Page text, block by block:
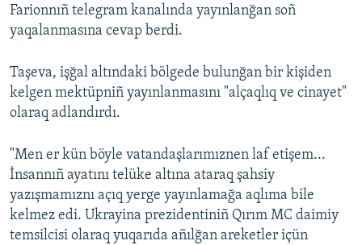
Farionnıñ telegram kanalında yayınlanğan soñ
yaqalanmasına cevap berdi.
Taşeva, işğal altındaki bölgede bulunğan bir kişiden
kelgen mektüpniñ yayınlanmasını "alçaqlıq ve cinayet"
olaraq adlandırdı.
"Men er kün böyle vatandaşlarımıznen laf etişem...
İnsannıñ ayatını telüke altına ataraq şahsiy
yazışmamıznı açıq yerge yayınlamağa aqlıma bile
kelmez edi. Ukrayina prezidentiniñ Qırım MC daimiy
temsilcisi olaraq yuqarıda añılğan areketler içün